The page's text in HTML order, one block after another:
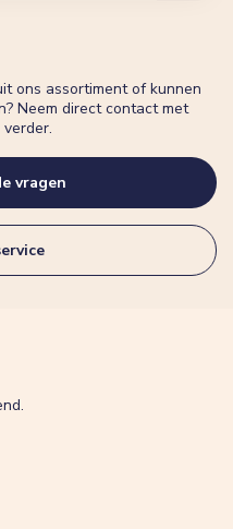
ons assortiment of kunnen
Neem direct contact met
vragen